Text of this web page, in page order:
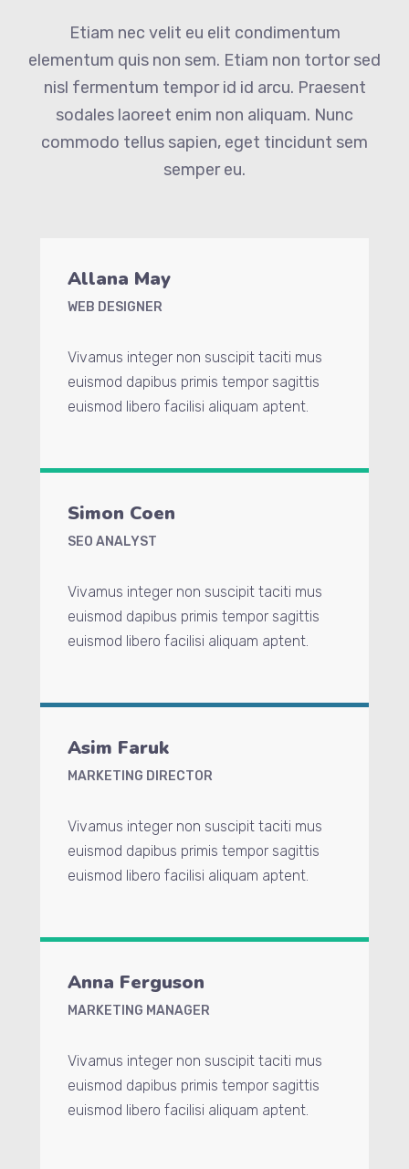
Etiam nec velit eu elit condimentum
elementum quis non sem. Etiam non tortor sed
nisl fermentum tempor id id arcu. Praesent
sodales laoreet enim non aliquam. Nunc
commodo tellus sapien, eget tincidunt sem
semper eu.
Allana May
WEB DESIGNER
Vivamus integer non suscipit taciti mus
euismod dapibus primis tempor sagittis
euismod libero facilisi aliquam aptent.
Simon Coen
SEO ANALYST
Vivamus integer non suscipit taciti mus
euismod dapibus primis tempor sagittis
euismod libero facilisi aliquam aptent.
Asim Faruk
MARKETING DIRECTOR
Vivamus integer non suscipit taciti mus
euismod dapibus primis tempor sagittis
euismod libero facilisi aliquam aptent.
Anna Ferguson
MARKETING MANAGER
Vivamus integer non suscipit taciti mus
euismod dapibus primis tempor sagittis
euismod libero facilisi aliquam aptent.